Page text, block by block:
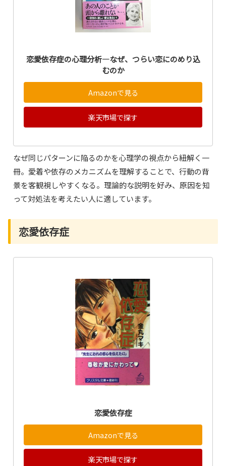
恋愛依存症の心理分析―なぜ、つらい恋にのめり込
むのか
Amazonで見る
楽天市場で探す
なぜ同じパターンに陥るのかを心理学の視点から紐解く一
冊。愛着や依存のメカニズムを理解することで、行動の背
景を客観視しやすくなる。理論的な説明を好み、原因を知
って対処法を考えたい人に適しています。
恋愛依存症
恋愛依存症
Amazonで見る
楽天市場で探す